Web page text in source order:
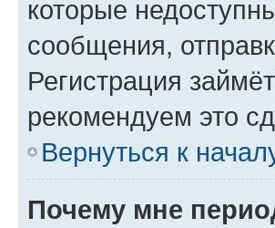
которые
сообщения,
Регистрация
рекомендуем это
Вернуться к
Почему мне